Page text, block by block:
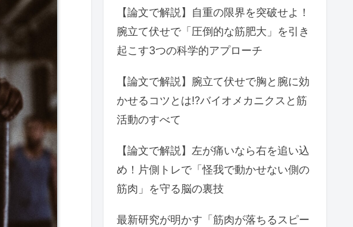
【論文で解説】自重の限界を突破せよ！
腕立て伏せで「圧倒的な筋肥大」を引き
起こす3つの科学的アプローチ
【論文で解説】腕立て伏せで胸と腕に効
かせるコツとは⁉バイオメカニクスと筋
活動のすべて
【論文で解説】左が痛いなら右を追い込
め！片側トレで「怪我で動かせない側の
筋肉」を守る脳の裏技
最新研究が明かす「筋肉が落ちるスピー